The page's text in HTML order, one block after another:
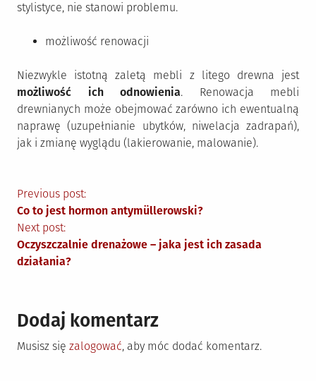
stylistyce, nie stanowi problemu.
możliwość renowacji
Niezwykle istotną zaletą mebli z litego drewna jest
możliwość ich odnowienia. Renowacja mebli
drewnianych może obejmować zarówno ich ewentualną
naprawę (uzupełnianie ubytków, niwelacja zadrapań),
jak i zmianę wyglądu (lakierowanie, malowanie).
Nawigacja
wpisu
Previous post:
Co to jest hormon antymüllerowski?
Next post:
Oczyszczalnie drenażowe – jaka jest ich zasada
działania?
Dodaj komentarz
Musisz się zalogować, aby móc dodać komentarz.